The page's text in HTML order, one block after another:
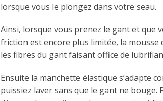
lorsque vous le plongez dans votre seau.
Ainsi, lorsque vous prenez le gant et que
friction est encore plus limitée, la mousse
les fibres du gant faisant office de
Ensuite la manchette élastique s’adapte
puissiez laver sans que le gant ne bouge.